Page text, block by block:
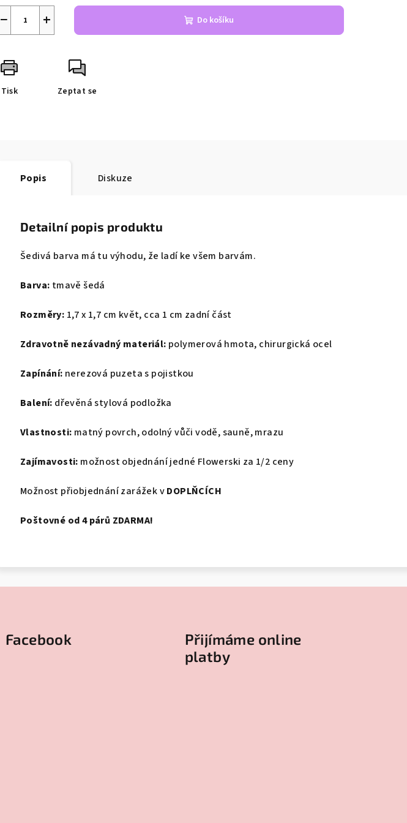
+
− Do košíku
Tisk Zeptat se
Popis Diskuze
Detailní popis produktu
Šedivá barva má tu výhodu, že ladí ke všem barvám.
Barva: tmavě šedá
Rozměry: 1,7 x 1,7 cm květ, cca 1 cm zadní část
Zdravotně nezávadný materiál: polymerová hmota, chirurgická ocel
Zapínání: nerezová puzeta s pojistkou
Balení: dřevěná stylová podložka
Vlastnosti: matný povrch, odolný vůči vodě, sauně, mrazu
Zajímavosti: možnost objednání jedné Flowerski za 1/2 ceny
Možnost přiobjednání zarážek vDOPLŇCÍCH
Poštovné od 4 párů ZDARMA!
Facebook
Přijímáme online
platby